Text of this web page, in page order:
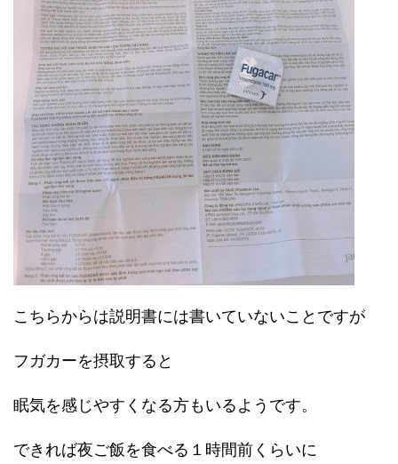
こちらからは説明書には書いていないことですが
フガカーを摂取すると
眠気を感じやすくなる方もいるようです。
できれば夜ご飯を食べる１時間前くらいに